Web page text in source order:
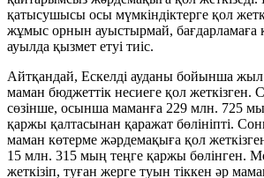
қатысушысы осы мүмкіндіктерге қол
жұмыс орнын ауыстырмай, бағдарламаға
ауылда қызмет етуі тиіс.
Айтқандай, Ескелді ауданы бойынша жыл
маман бюджеттік несиеге қол
сөзінше, осынша маманға 229 млн. 725
қаржы қалтасынан қаражат бөлініпті.
маман көтерме жәрдемақыға қол
15 млн. 315 мың теңге қаржы бөлінген.
жеткізіп, туған жерге туын тіккен әр